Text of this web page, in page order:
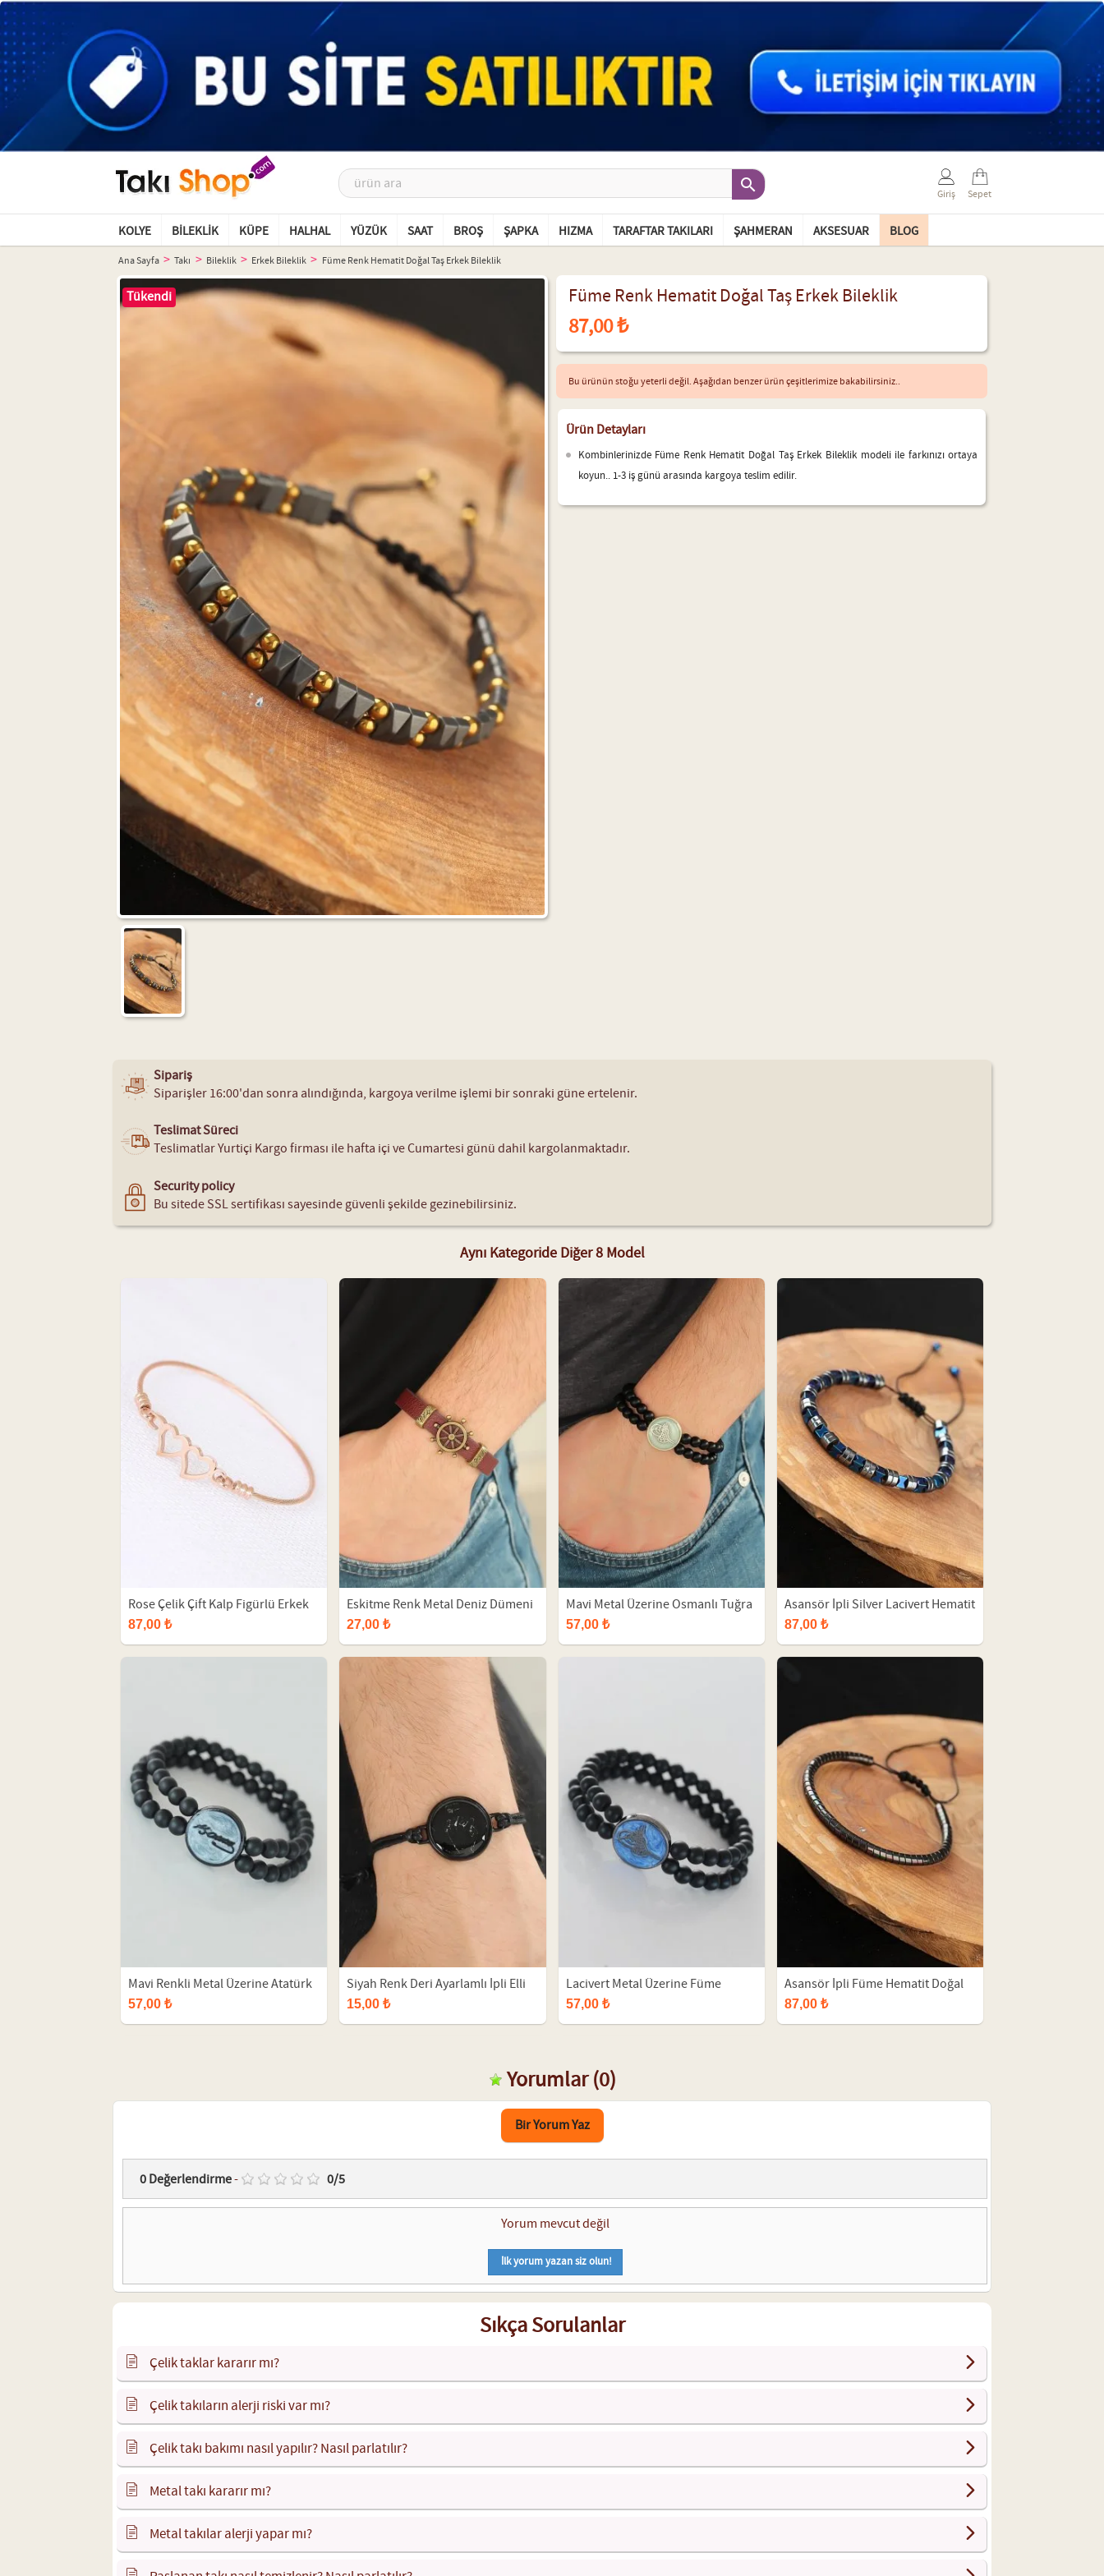
 Giriş Sepet
KOLYE BILEKLIK KÜPE HALHAL YÜZÜK SAAT BROŞ ŞAPKA HIZMA TARAFTAR TAKILARI ŞAHMERAN AKSESUAR BLOG
Ana Sayfa Takı Bileklik Erkek Bileklik Füme Renk Hematit Doğal Taş Erkek Bileklik
Tükendi Füme Renk Hematit Doğal Taş Erkek Bileklik
87,00 ₺
Bu ürünün stoğu yeterli değil. Aşağıdan benzer ürün çeşitlerimize bakabilirsiniz..
Ürün Detayları
Kombinlerinizde Füme Renk Hematit Doğal Taş Erkek Bileklik modeli ile farkınızı ortaya
koyun.. 1-3 iş günü arasında kargoya teslim edilir.
Sipariş
Siparişler 16:00'dan sonra alındığında, kargoya verilme işlemi bir sonraki güne ertelenir.
Teslimat Süreci
Teslimatlar Yurtiçi Kargo firması ile hafta içi ve Cumartesi günü dahil kargolanmaktadır.
Security policy
Bu sitede SSL sertifikası sayesinde güvenli şekilde gezinebilirsiniz.
Aynı Kategoride Diğer 8 Model
Rose Çelik Çift Kalp Figürlü Erkek
Kelepçe Bileklik
87,00 ₺
Mavi Renkli Metal Üzerine Atatürk
İmza Figürlü Siyah Renk Çift Sıra
57,00 ₺
Eskitme Renk Metal Deniz Dümeni
Aksesuarlı Kahverengi Deri Erkek
27,00 ₺
Siyah Renk Deri Ayarlamlı İpli Elli
Erkek Bileklik
15,00 ₺
Mavi Metal Üzerine Osmanlı Tuğra
Figürlü Siyah Renk Çift Sıra Doğal
57,00 ₺
Lacivert Metal Üzerine Füme
Osmanlı Tuğra Figürlü Siyah Renk
57,00 ₺
Asansör İpli Silver Lacivert Hematit
Doğal Taş Erkek Bileklik
87,00 ₺
Asansör İpli Füme Hematit Doğal
Taş Erkek Bileklik
87,00 ₺
Yorumlar(0)
Bir Yorum Yaz
0Değerlendirme- 0/5
Yorum mevcut değil
İlk yorum yazan siz olun!
Sıkça Sorulanlar
Çelik taklar kararır mı?
Çelik takıların alerji riski var mı?
Çelik takı bakımı nasıl yapılır? Nasıl parlatılır?
Metal takı kararır mı?
Metal takılar alerji yapar mı?